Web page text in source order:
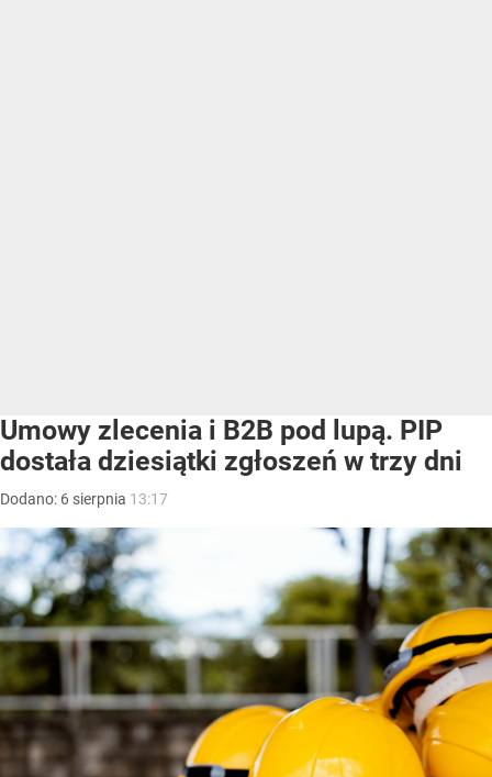
Umowy zlecenia i B2B pod lupą. PIP
dostała dziesiątki zgłoszeń w trzy dni
Dodano: 6 sierpnia 13:17